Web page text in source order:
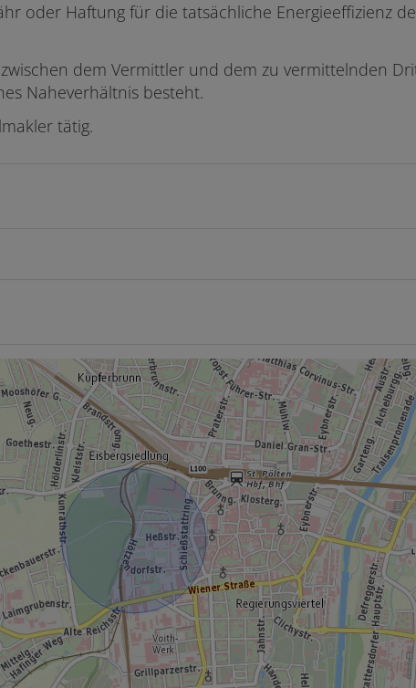
oder Haftung für die tatsächliche Energieeffizienz
dem Vermittler und dem zu vermittelnden
Naheverhältnis besteht.
tätig.